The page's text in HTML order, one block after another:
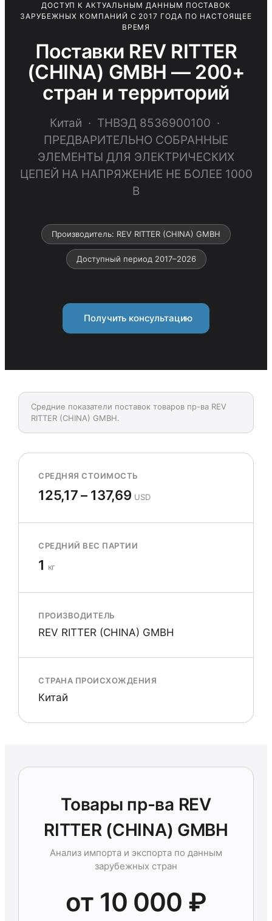
ДОСТУП К АКТУАЛЬНЫМ ДАННЫМ ПОСТАВОК
ЗАРУБЕЖНЫХ КОМПАНИЙ С 2017 ГОДА ПО НАСТОЯЩЕЕ
ВРЕМЯ
Поставки REV RITTER
(CHINA) GMBH — 200+
стран и территорий
Китай · ТНВЭД 8536900100 ·
ПРЕДВАРИТЕЛЬНО СОБРАННЫЕ
ЭЛЕМЕНТЫ ДЛЯ ЭЛЕКТРИЧЕСКИХ
ЦЕПЕЙ НА НАПРЯЖЕНИЕ НЕ БОЛЕЕ 1000
В
Производитель: REV RITTER (CHINA) GMBH
Доступный период 2017–2026
Получить консультацию
Средние показатели поставок товаров пр-ва REV
RITTER (CHINA) GMBH.
СРЕДНЯЯ СТОИМОСТЬ
125,17 – 137,69 USD
СРЕДНИЙ ВЕС ПАРТИИ
1 кг
ПРОИЗВОДИТЕЛЬ
REV RITTER (CHINA) GMBH
СТРАНА ПРОИСХОЖДЕНИЯ
Китай
Товары пр-ва REV
RITTER (CHINA) GMBH
Анализ импорта и экспорта по данным
зарубежных стран
от 10 000 ₽